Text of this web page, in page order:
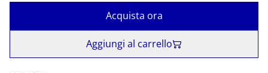
Acquista ora
Aggiungi al carrello